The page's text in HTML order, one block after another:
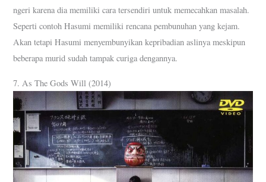
ngeri karena dia memiliki cara tersendiri untuk memecahkan masalah.
Seperti contoh Hasumi memiliki rencana pembunuhan yang kejam.
Akan tetapi Hasumi menyembunyikan kepribadian aslinya meskipun
beberapa murid sudah tampak curiga dengannya.
7. As The Gods Will (2014)